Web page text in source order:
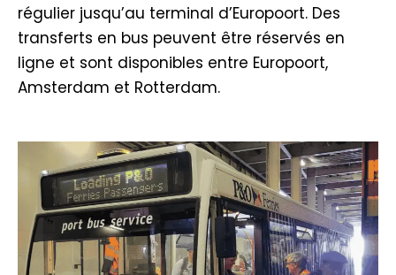
régulier jusqu’au terminal d’Europoort. Des
transferts en bus peuvent être réservés en
ligne et sont disponibles entre Europoort,
Amsterdam et Rotterdam.